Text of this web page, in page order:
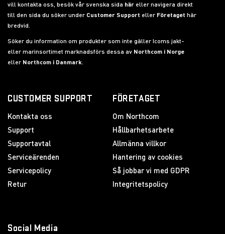
vill kontakta oss, besök vår svenska sida här eller navigera direkt
till den sida du söker under Customer Support eller Företaget här
bredvid.
Söker du information om produkter som inte gäller Icoms jakt-
eller marinsortimet marknadsförs dessa av Northcom i Norge
eller Northcom i Danmark.
CUSTOMER SUPPORT
Kontakta oss
Support
Supportavtal
Serviceärenden
Servicepolicy
Retur
FÖRETAGET
Om Northcom
Hållbarhetsarbete
Allmänna villkor
Hantering av cookies
Så jobbar vi med GDPR
Integritetspolicy
Social Media